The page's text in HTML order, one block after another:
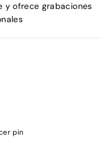
y ofrece grabaciones
pin